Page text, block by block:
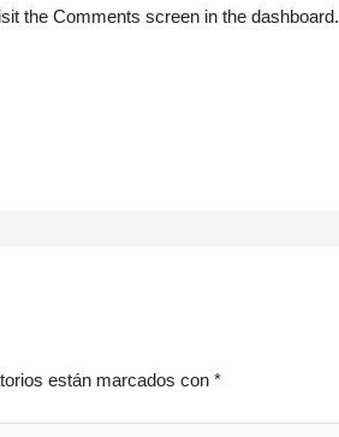
the Comments screen in the dashboard.
están marcados con*